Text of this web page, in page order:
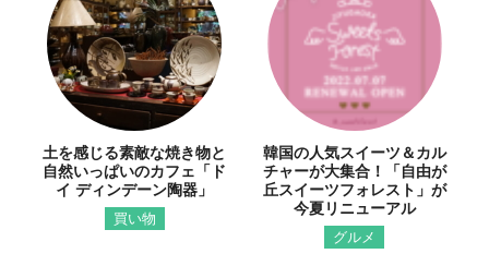
土を感じる素敵な焼き物と
自然いっぱいのカフェ「ド
イ ディンデーン陶器」
買い物
韓国の人気スイーツ＆カル
チャーが大集合！「自由が
丘スイーツフォレスト」が
今夏リニューアル
グルメ